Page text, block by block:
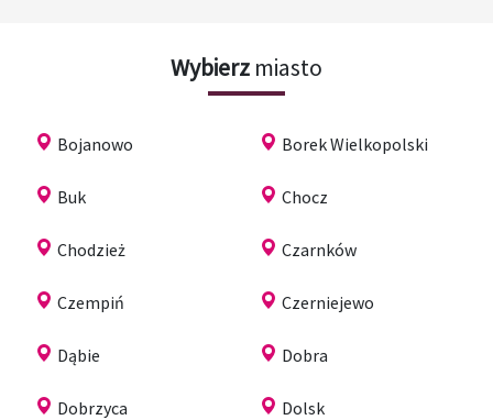
Wybierz miasto
Bojanowo Borek Wielkopolski
Buk Chocz
Chodzież Czarnków
Czempiń Czerniejewo
Dąbie Dobra
Dobrzyca Dolsk